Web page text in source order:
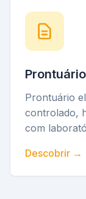
Prontuário
controlado,
com
Descobrir →